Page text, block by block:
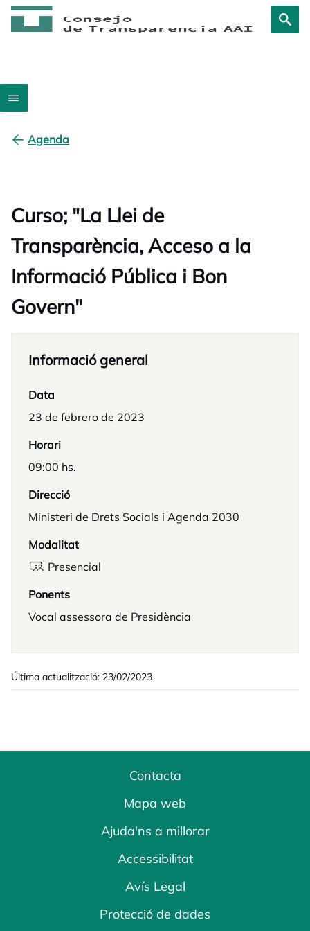
Agenda
Curso; "La Llei de
Transparència, Acceso a la
Informació Pública i Bon
Govern"
Informació general
Data
23 de febrero de 2023
Horari
09:00 hs.
Direcció
Ministeri de Drets Socials i Agenda 2030
Modalitat
Presencial
Ponents
Vocal assessora de Presidència
Última actualització: 23/02/2023
Contacta
Mapa web
Ajuda'ns a millorar
Accessibilitat
Avís Legal
Protecció de dades